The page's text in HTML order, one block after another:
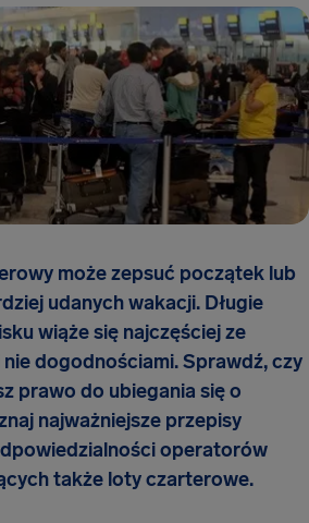
może zepsuć początek lub
udanych wakacji. Długie
wiąże się najczęściej ze
dogodnościami. Sprawdź, czy
prawo do ubiegania się o
najważniejsze przepisy
operatorów
także loty czarterowe.